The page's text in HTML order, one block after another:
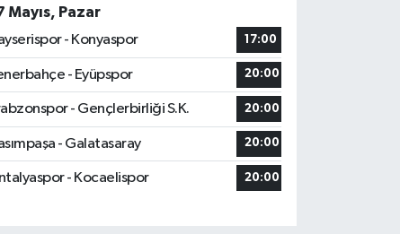
Mayıs, Pazar
- Konyaspor
17:00
- Eyüpspor 20:00
- Gençlerbirliği S.K. 20:00
- Galatasaray 20:00
- Kocaelispor 20:00